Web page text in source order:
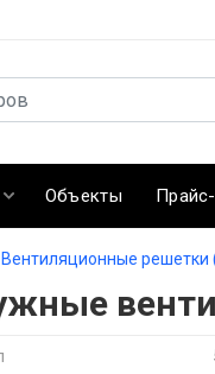
Объекты
Вентиляционные